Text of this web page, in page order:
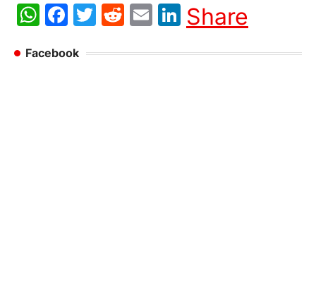
WhatsApp
Facebook
Twitter
Reddit
EmailLinkedIn
Share
Facebook